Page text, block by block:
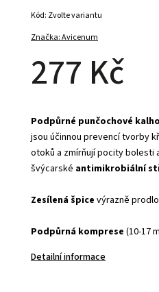
Značka:Avicenum
277 Kč
Kód: Zvolte variantu
Podpůrné punčochové
jsou účinnou prevencí tvorby
otoků a zmírňují pocity bolesti
švýcarské antimikrobiální
Zesílená špice výrazně
Podpůrná komprese (10-17
Detailní informace